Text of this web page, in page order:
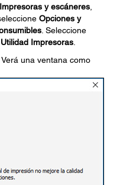
Impresoras y escáneres
Opciones y
. Seleccione
Impresoras
. Verá una ventana como